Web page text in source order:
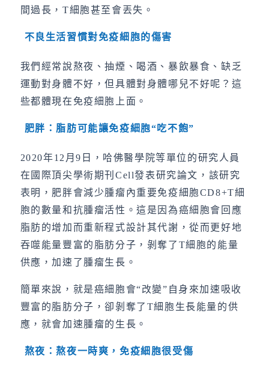
間過長，T細胞甚至會丟失。
不良生活習慣對免疫細胞的傷害
我們經常說熬夜、抽煙、喝酒、暴飲暴食、缺乏
運動對身體不好，但具體對身體哪兒不好呢？這
些都體現在免疫細胞上面。
肥胖：脂肪可能讓免疫細胞“ 吃不飽”
2020年12月9日，哈佛醫學院等單位的研究人員
在國際頂尖學術期刊Cell發表研究論文，該研究
表明，肥胖會減少腫瘤內重要免疫細胞CD8+T細
胞的數量和抗腫瘤活性。這是因為癌細胞會回應
脂肪的增加而重新程式設計其代謝，從而更好地
吞噬能量豐富的脂肪分子，剝奪了T細胞的能量
供應，加速了腫瘤生長。
簡單來說，就是癌細胞會“改變”自身來加速吸收
豐富的脂肪分子，卻剝奪了T細胞生長能量的供
應，就會加速腫瘤的生長。
熬夜：熬夜一時爽，免疫細胞很受傷